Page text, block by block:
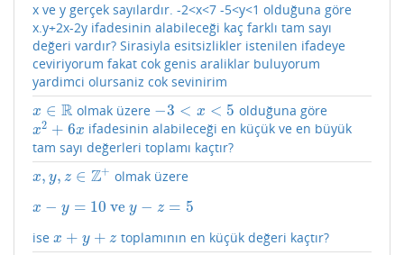
x ve y gerçek sayılardır. -2<x<7 -5<y<1 olduğuna göre
x.y+2x-2y ifadesinin alabileceği kaç farklı tam sayı
değeri vardır? Sirasiyla esitsizlikler istenilen ifadeye
ceviriyorum fakat cok genis araliklar buluyorum
yardimci olursaniz cok sevinirim
x ∈ R
x∈R olmak üzere −3 < x < 5
−3< x<5 olduğuna göre
x2 + 6x
x2+6x
ifadesinin alabileceği en küçük ve en büyük
tam sayı değerleri toplamı kaçtır?
x, y, z ∈ Z+
x,y ,z∈Z + olmak üzere
x − y = 10 vey − z = 5
x −y=10 ve y− z= 5
ise x + y + z
x+ y+ z toplamının en küçük değeri kaçtır?